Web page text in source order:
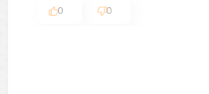
0
0